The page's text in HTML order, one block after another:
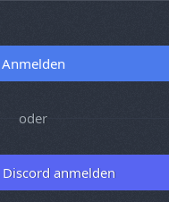
oder
anmelden